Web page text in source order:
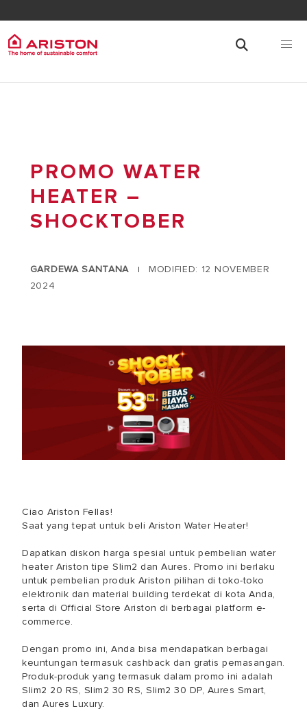
PROMO WATER
HEATER –
SHOCKTOBER
GARDEWA SANTANA |
MODIFIED: 12 NOVEMBER
2024
Ciao Ariston Fellas!
Saat yang tepat untuk beli Ariston Water Heater!
Dapatkan diskon harga spesial untuk pembelian water
heater Ariston tipe Slim2 dan Aures. Promo ini berlaku
untuk pembelian produk Ariston pilihan di toko-toko
elektronik dan material building terdekat di kota Anda,
serta di Official Store Ariston di berbagai platform e-
commerce.
Dengan promo ini, Anda bisa mendapatkan berbagai
keuntungan termasuk cashback dan gratis pemasangan.
Produk-produk yang termasuk dalam promo ini adalah
Slim2 20 RS, Slim2 30 RS, Slim2 30 DP, Aures Smart,
dan Aures Luxury.